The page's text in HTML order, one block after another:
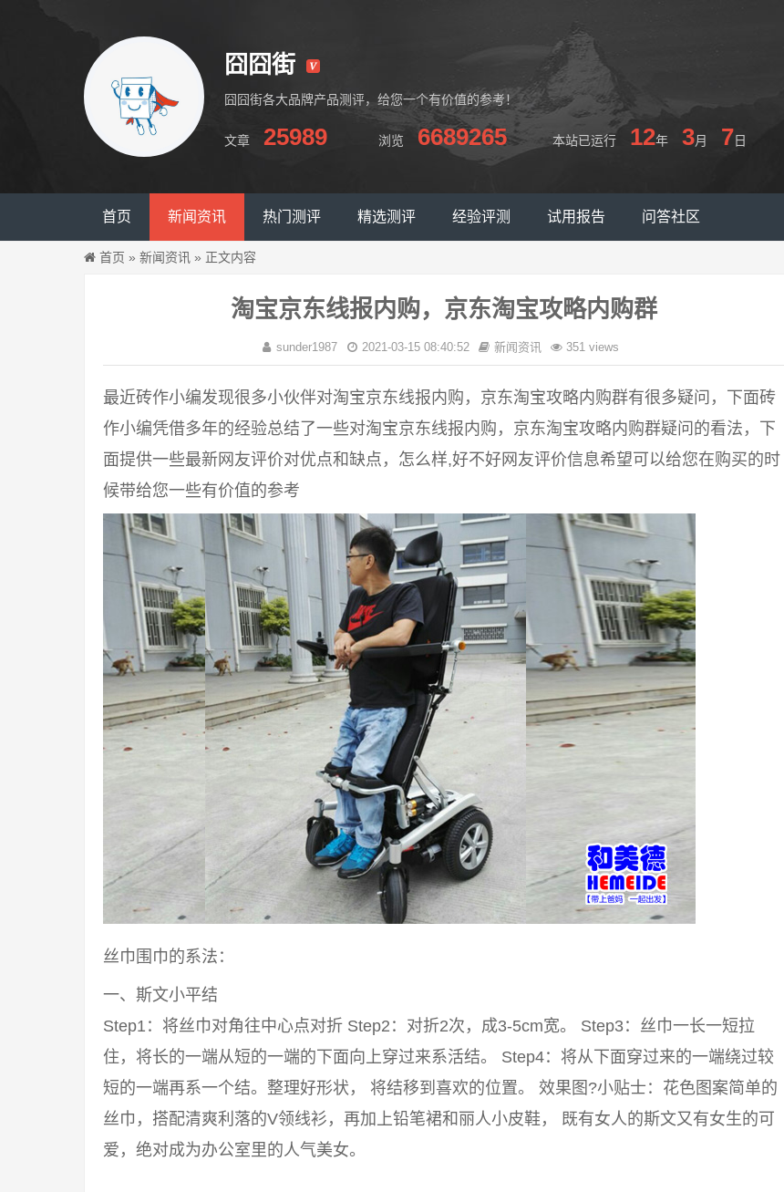
囧囧街
囧囧街各大品牌产品测评，给您一个有价值的参考！
文章 25989 浏览 6689265 本站已运行 12年 3月 7日
首页 新闻资讯 热门测评 精选测评 经验评测 试用报告 问答社区
首页 » 新闻资讯 » 正文内容
淘宝京东线报内购，京东淘宝攻略内购群
sunder1987 2021-03-15 08:40:52 新闻资讯 351 views
最近砖作小编发现很多小伙伴对淘宝京东线报内购，京东淘宝攻略内购群有很多疑问，下面砖
作小编凭借多年的经验总结了一些对淘宝京东线报内购，京东淘宝攻略内购群疑问的看法，下
面提供一些最新网友评价对优点和缺点，怎么样,好不好网友评价信息希望可以给您在购买的时
候带给您一些有价值的参考
丝巾围巾的系法：
一、斯文小平结
Step1：将丝巾对角往中心点对折 Step2：对折2次，成3-5cm宽。 Step3：丝巾一长一短拉
住，将长的一端从短的一端的下面向上穿过来系活结。 Step4：将从下面穿过来的一端绕过较
短的一端再系一个结。整理好形状， 将结移到喜欢的位置。 效果图?小贴士：花色图案简单的
丝巾，搭配清爽利落的V领线衫，再加上铅笔裙和丽人小皮鞋， 既有女人的斯文又有女生的可
爱，绝对成为办公室里的人气美女。